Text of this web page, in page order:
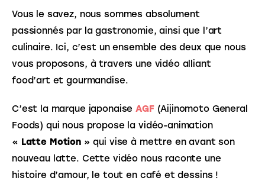
Vous le savez, nous sommes absolument
passionnés par la gastronomie, ainsi que l’art
culinaire. Ici, c’est un ensemble des deux que nous
vous proposons, à travers une vidéo alliant
food’art et gourmandise.
C’est la marque japonaise AGF (Aijinomoto General
Foods) qui nous propose la vidéo-animation
« Latte Motion » qui vise à mettre en avant son
nouveau latte. Cette vidéo nous raconte une
histoire d’amour, le tout en café et dessins !